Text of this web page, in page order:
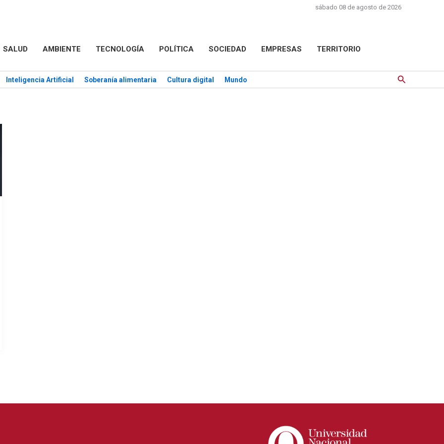
sábado 08 de agosto de 2026
SALUD AMBIENTE TECNOLOGÍA POLÍTICA SOCIEDAD EMPRESAS TERRITORIO
Inteligencia Artificial Soberanía alimentaria Cultura digital Mundo Buscar